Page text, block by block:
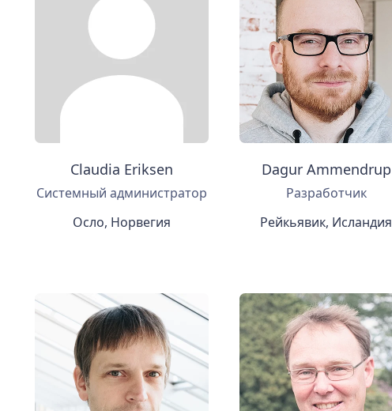
Claudia Eriksen
Системный администратор
Осло, Норвегия
Dagur Ammendrup
Разработчик
Рейкьявик, Исландия